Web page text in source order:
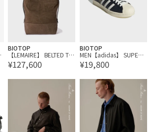
BIOTOP
【LEMAIRE】 BELTED TO
TE BAG
¥127,600
BIOTOP
MEN【adidas】 SUPERS
TAR VINTAGE
¥19,800